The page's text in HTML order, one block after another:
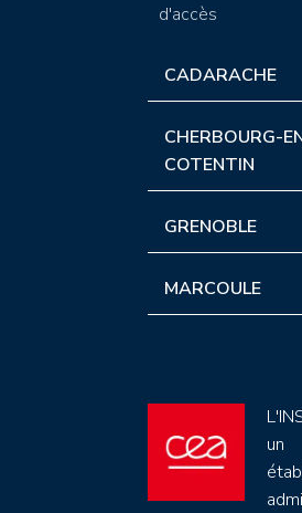
d'accès
CADARACHE
CHERBOURG-
COTENTIN
GRENOBLE
MARCOULE
un